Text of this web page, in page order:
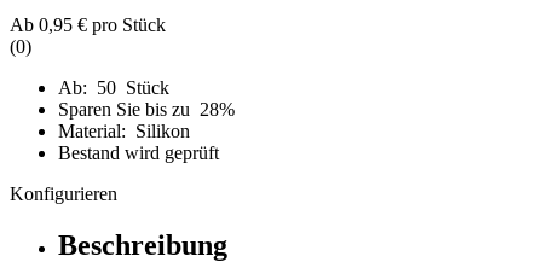
Ab 0,95 € pro Stück
(0)
Ab: 50 Stück
Sparen Sie bis zu 28%
Material: Silikon
Bestand wird geprüft
Konfigurieren
Beschreibung